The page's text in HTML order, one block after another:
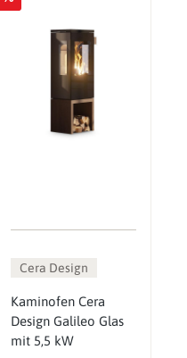
Cera Design
Kaminofen Cera
Design Galileo Glas
mit 5,5 kW